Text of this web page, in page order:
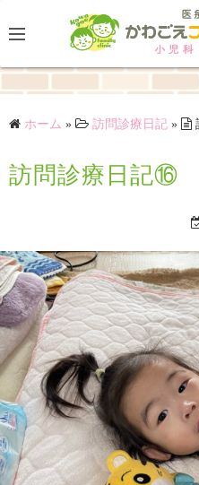
ン
へ
キ
ホーム » 訪問診療日記 »
訪問診療日記⑯